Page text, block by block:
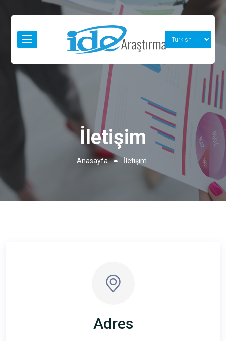
İletişim
Anasayfa İletişim
Adres